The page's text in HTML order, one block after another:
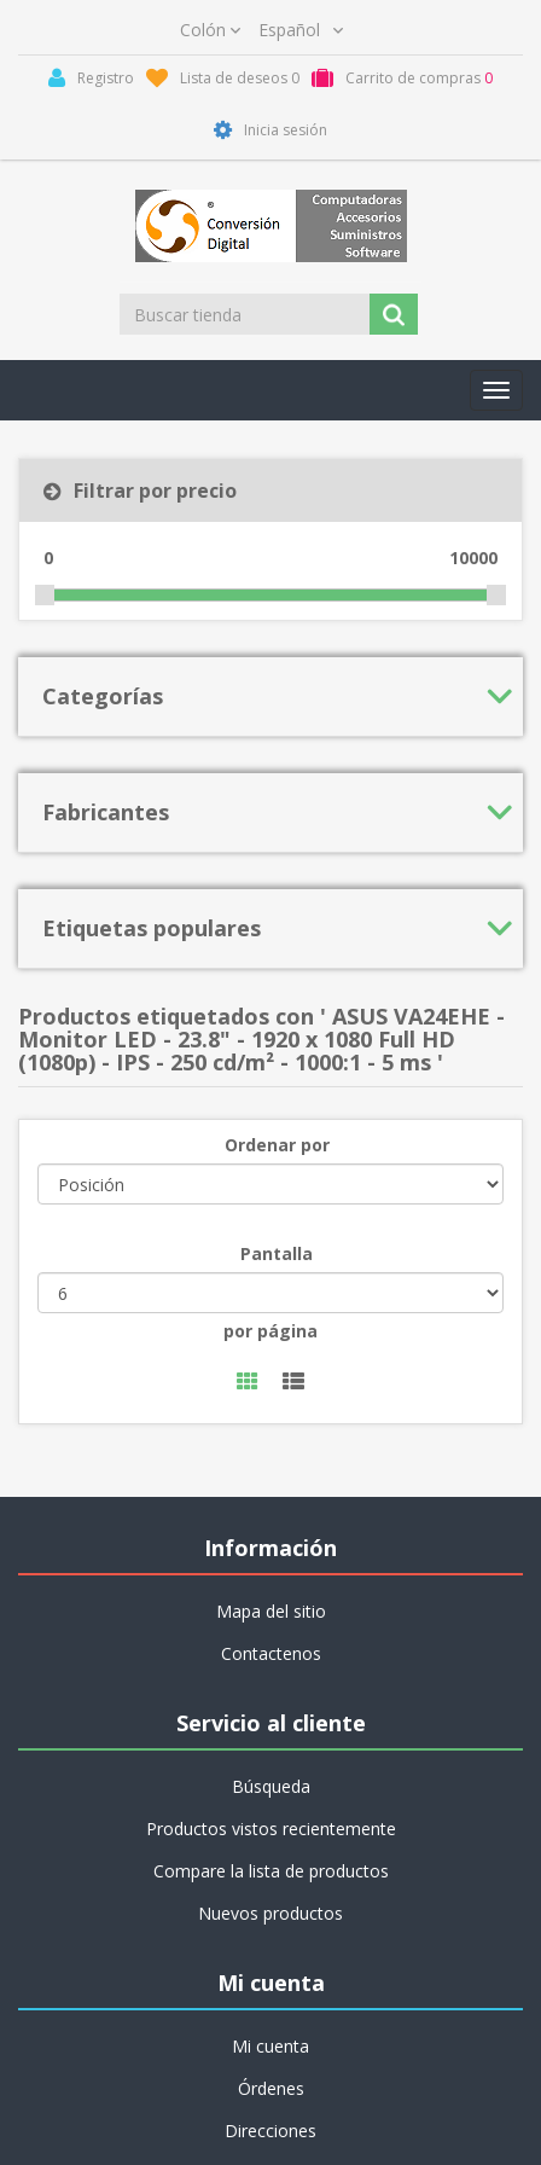
Registro Lista de deseos 0 Carrito de compras 0
Inicia sesión
Filtrar por precio
0 10000
Categorías
Fabricantes
Etiquetas populares
Productos etiquetados con ' ASUS VA24EHE -
Monitor LED - 23.8" - 1920 x 1080 Full HD
(1080p) - IPS - 250 cd/m² - 1000:1 - 5 ms '
Ordenar por
Pantalla
por página
Información
Mapa del sitio
Contactenos
Servicio al cliente
Búsqueda
Productos vistos recientemente
Compare la lista de productos
Nuevos productos
Mi cuenta
Mi cuenta
Órdenes
Direcciones